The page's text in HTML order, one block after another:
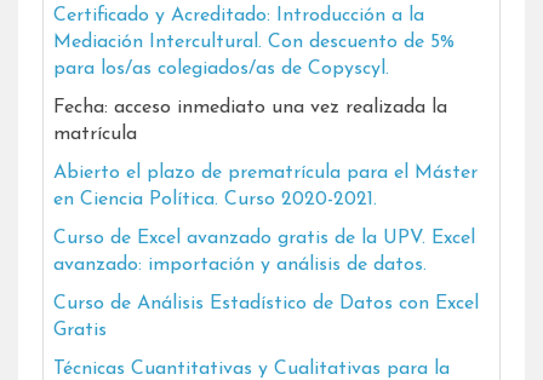
Certificado y Acreditado: Introducción a la
Mediación Intercultural. Con descuento de 5%
para los/as colegiados/as de Copyscyl.
Fecha: acceso inmediato una vez realizada la
matrícula
Abierto el plazo de prematrícula para el Máster
en Ciencia Política. Curso 2020-2021.
Curso de Excel avanzado gratis de la UPV. Excel
avanzado: importación y análisis de datos.
Curso de Análisis Estadístico de Datos con Excel
Gratis
Técnicas Cuantitativas y Cualitativas para la